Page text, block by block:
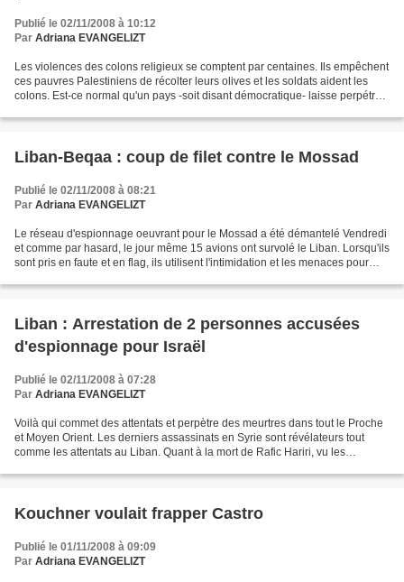
Publié le 02/11/2008 à 10:12
Par Adriana EVANGELIZT
Les violences des colons religieux se comptent par centaines. Ils empêchent
ces pauvres Palestiniens de récolter leurs olives et les soldats aident les
colons. Est-ce normal qu'un pays -soit disant démocratique- laisse perpétrer
Liban-Beqaa : coup de filet contre le Mossad
Publié le 02/11/2008 à 08:21
Par Adriana EVANGELIZT
Le réseau d'espionnage oeuvrant pour le Mossad a été démantelé Vendredi
et comme par hasard, le jour même 15 avions ont survolé le Liban. Lorsqu'ils
sont pris en faute et en flag, ils utilisent l'intimidation et les menaces pour
Liban : Arrestation de 2 personnes accusées
d'espionnage pour Israël
Publié le 02/11/2008 à 07:28
Par Adriana EVANGELIZT
Voilà qui commet des attentats et perpètre des meurtres dans tout le Proche
et Moyen Orient. Les derniers assassinats en Syrie sont révélateurs tout
comme les attentats au Liban. Quant à la mort de Rafic Hariri, vu les
Kouchner voulait frapper Castro
Publié le 01/11/2008 à 09:09
Par Adriana EVANGELIZT